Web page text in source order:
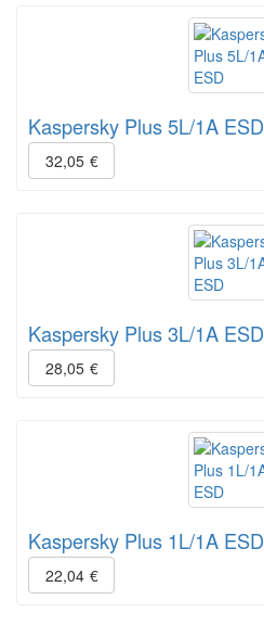
Kaspersky Plus 5L/1A ESD
32,05 €
Kaspersky Plus 3L/1A ESD
28,05 €
Kaspersky Plus 1L/1A ESD
22,04 €